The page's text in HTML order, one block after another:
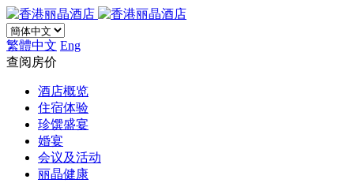
繁體中文 Eng
查阅房价
酒店概览
住宿体验
珍馔盛宴
婚宴
会议及活动
丽晶健康